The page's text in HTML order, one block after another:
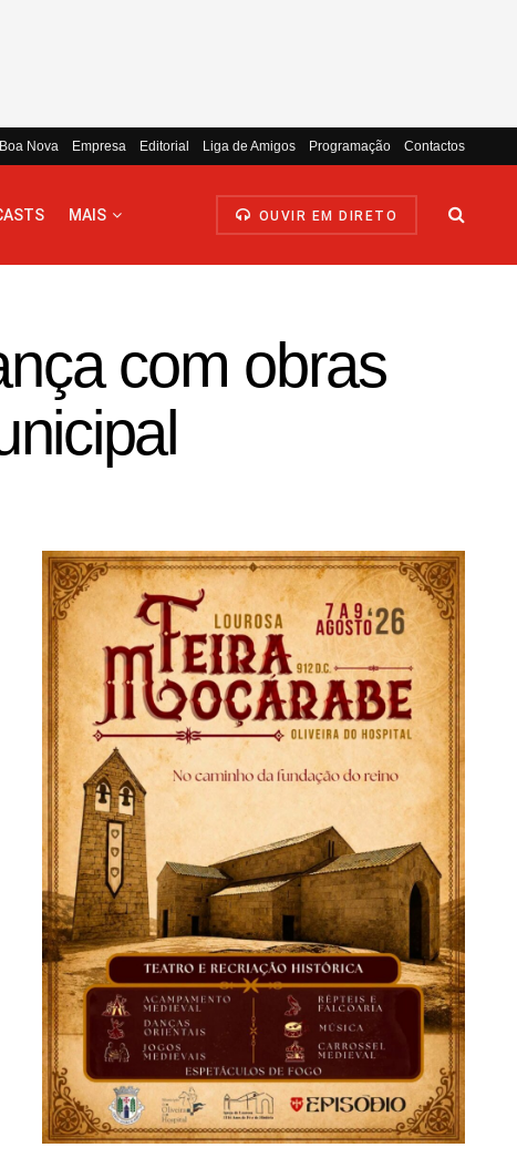
Nova Empresa Editorial Liga de Amigos Programação Contactos
MAIS OUVIR EM DIRETO
com obras